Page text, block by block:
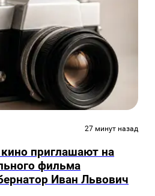
27 минут назад
приглашают на
фильма
Иван Львович